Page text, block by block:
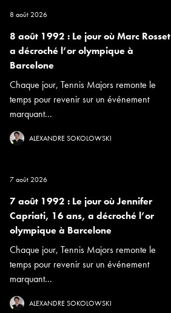
8 août 2026
8 août 1992 : Le jour où Marc Rosset
a décroché l’or olympique à
Barcelone
Chaque jour, Tennis Majors remonte le
temps pour revenir sur un événement
marquant...
ALEXANDRE SOKOLOWSKI
7 août 2026
7 août 1992 : Le jour où Jennifer
Capriati, 16 ans, a décroché l’or
olympique à Barcelone
Chaque jour, Tennis Majors remonte le
temps pour revenir sur un événement
marquant...
ALEXANDRE SOKOLOWSKI